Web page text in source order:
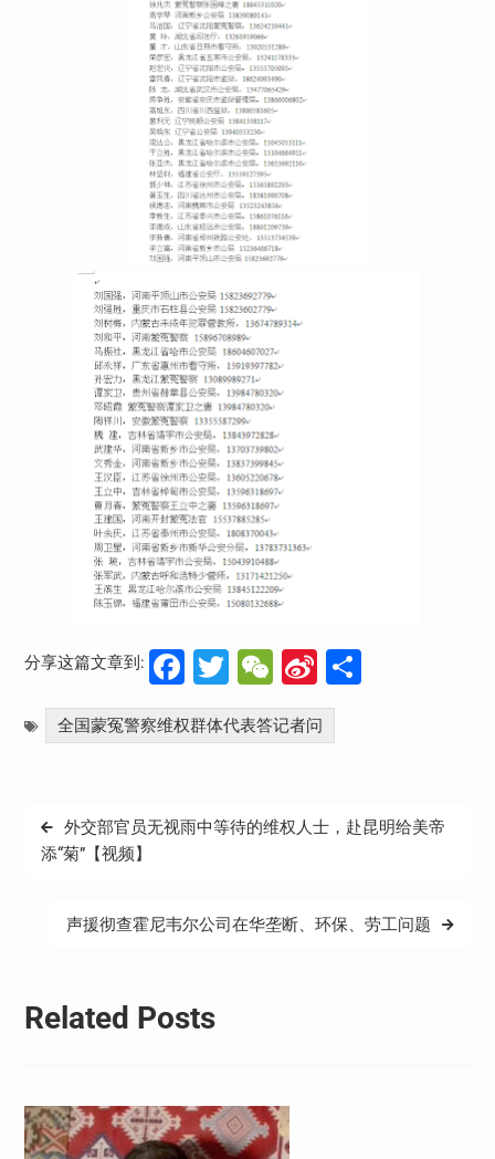
分享这篇文章到: Facebook
Twitter
WeChat
Sina
Weibo
全国蒙冤警察维权群体代表答记者问
文
章
外交部官员无视雨中等待的维权人士，赴昆明给美帝
添“菊”【视频】
声援彻查霍尼韦尔公司在华垄断、环保、劳工问题
Related Posts